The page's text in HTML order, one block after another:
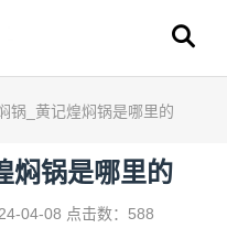
锅_黄记煌焖锅是哪里的
焖锅是哪里的
04-08 点击数：588